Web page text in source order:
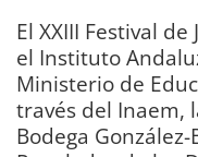
El XXIII Festival
el Instituto
Ministerio de
través del Inaem,
Bodega